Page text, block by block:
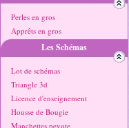
Perles en gros
Apprêts en gros
Les Schémas
Lot de schémas
Triangle 3d
Licence d'enseignement
Housse de Bougie
Manchettes peyote